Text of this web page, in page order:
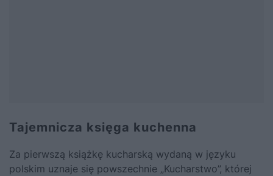
Tajemnicza księga kuchenna
Za pierwszą książkę kucharską wydaną w języku
polskim uznaje się powszechnie „Kucharstwo”, której